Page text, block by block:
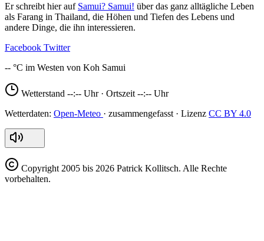
Er schreibt hier auf Samui? Samui! über das ganz alltägliche Leben
als Farang in Thailand, die Höhen und Tiefen des Lebens und
andere Dinge, die ihn interessieren.
Facebook Twitter
--
Wetterstand --:-- Uhr · Ortszeit --:-- Uhr
Open-Meteo
CC BY 4.0
Copyright 2005 bis 2026 Patrick Kollitsch. Alle Rechte
vorbehalten.